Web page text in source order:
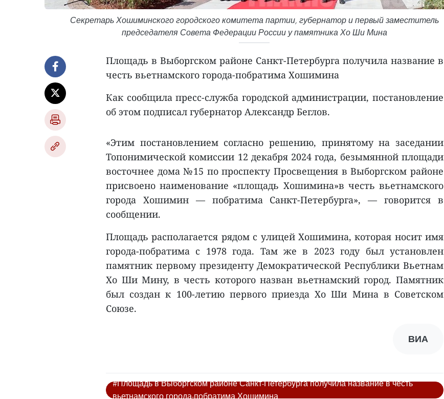
Секретарь Хошиминского городского комитета партии, губернатор и первый заместитель
председателя Совета Федерации России у памятника Хо Ши Мина
Площадь в Выборгском районе Санкт-Петербурга получила название в
честь вьетнамского города-побратима Хошимина
Как сообщила пресс-служба городской администрации, постановление
об этом подписал губернатор Александр Беглов.
«Этим постановлением согласно решению, принятому на заседании
Топонимической комиссии 12 декабря 2024 года, безымянной площади
восточнее дома №15 по проспекту Просвещения в Выборгском районе
присвоено наименование «площадь Хошимина»в честь вьетнамского
города Хошимин — побратима Санкт-Петербурга», — говорится в
сообщении.
Площадь располагается рядом с улицей Хошимина, которая носит имя
города-побратима с 1978 года. Там же в 2023 году был установлен
памятник первому президенту Демократической Республики Вьетнам
Хо Ши Мину, в честь которого назван вьетнамский город. Памятник
был создан к 100-летию первого приезда Хо Ши Мина в Советском
Союзе.
ВИА
#Площадь в Выборгском районе Санкт-Петербурга получила название в честь
вьетнамского города-побратима Хошимина